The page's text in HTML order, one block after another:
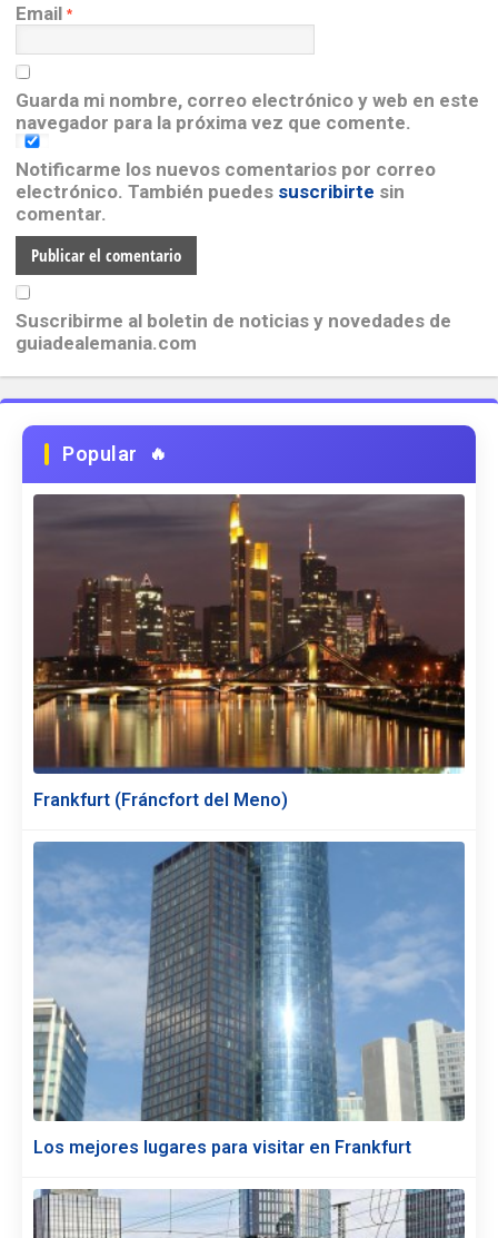
Email *
Guarda mi nombre, correo electrónico y web en este
navegador para la próxima vez que comente.
Notificarme los nuevos comentarios por correo
electrónico. También puedes suscribirte sin
comentar.
Suscribirme al boletin de noticias y novedades de
guiadealemania.com
Popular
Frankfurt (Fráncfort del Meno)
Los mejores lugares para visitar en Frankfurt